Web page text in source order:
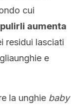
cui
aumenta
residui lasciati
e
la unghie baby